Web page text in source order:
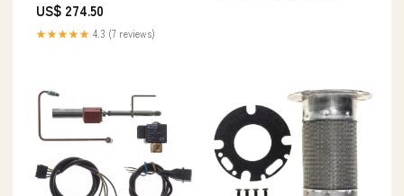
Outdoor-Sets
US$ 274.50
★★★★★ 4.3 (7 reviews)